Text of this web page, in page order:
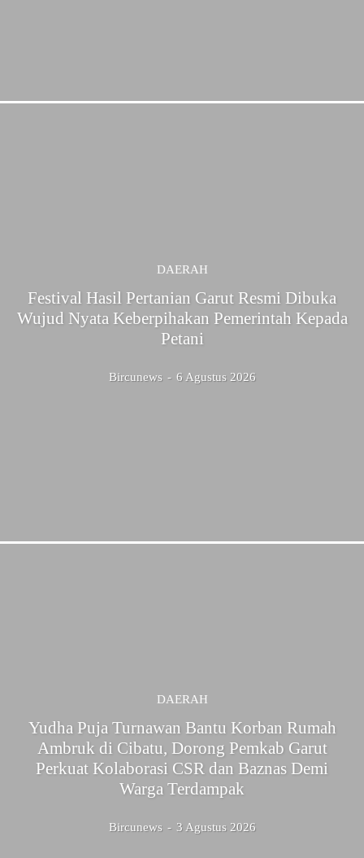
DAERAH
Festival Hasil Pertanian Garut Resmi Dibuka
Wujud Nyata Keberpihakan Pemerintah Kepada
Petani
Bircunews - 6 Agustus 2026
DAERAH
Yudha Puja Turnawan Bantu Korban Rumah
Ambruk di Cibatu, Dorong Pemkab Garut
Perkuat Kolaborasi CSR dan Baznas Demi
Warga Terdampak
Bircunews - 3 Agustus 2026